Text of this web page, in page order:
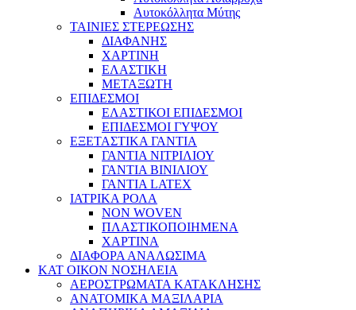
Αυτοκόλλητα Μύτης
ΤΑΙΝΙΕΣ ΣΤΕΡΕΩΣΗΣ
ΔΙΑΦΑΝΗΣ
ΧΑΡΤΙΝΗ
ΕΛΑΣΤΙΚΗ
ΜΕΤΑΞΩΤΗ
ΕΠΙΔΕΣΜΟΙ
ΕΛΑΣΤΙΚΟΙ ΕΠΙΔΕΣΜΟΙ
ΕΠΙΔΕΣΜΟΙ ΓΥΨΟΥ
ΕΞΕΤΑΣΤΙΚΑ ΓΑΝΤΙΑ
ΓΑΝΤΙΑ ΝΙΤΡΙΛΙΟΥ
ΓΑΝΤΙΑ ΒΙΝΙΛΙΟΥ
ΓΑΝΤΙΑ LATEX
ΙΑΤΡΙΚΑ ΡΟΛΑ
NON WOVEN
ΠΛΑΣΤΙΚΟΠΟΙΗΜΕΝΑ
ΧΑΡΤΙΝΑ
ΔΙΑΦΟΡΑ ΑΝΑΛΩΣΙΜΑ
ΚΑΤ ΟΙΚΟΝ ΝΟΣΗΛΕΙΑ
ΑΕΡΟΣΤΡΩΜΑΤΑ ΚΑΤΑΚΛΗΣΗΣ
ΑΝΑΤΟΜΙΚΑ ΜΑΞΙΛΑΡΙΑ